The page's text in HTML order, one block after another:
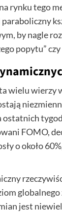
rynku tego
by nagle
popytu”
wielu wierzy
ostatnich
FOMO,
o około
jest